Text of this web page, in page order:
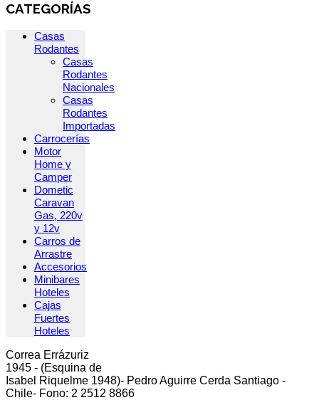
CATEGORÍAS
Casas
Rodantes
Casas
Rodantes
Nacionales
Casas
Rodantes
Importadas
Carrocerías
Motor
Home y
Camper
Dometic
Caravan
Gas, 220v
y 12v
Carros de
Arrastre
Accesorios
Minibares
Hoteles
Cajas
Fuertes
Hoteles
Correa Errázuriz
1945 - (Esquina de
Isabel Riquelme 1948)- Pedro Aguirre Cerda Santiago -
Chile- Fono: 2 2512 8866